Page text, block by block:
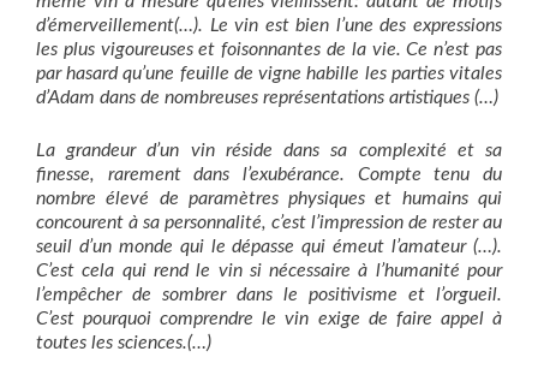
d’émerveillement(…). Le vin est bien l’une des expressions
les plus vigoureuses et foisonnantes de la vie. Ce n’est pas
par hasard qu’une feuille de vigne habille les parties vitales
d’Adam dans de nombreuses représentations artistiques (…)
La grandeur d’un vin réside dans sa complexité et sa
finesse, rarement dans l’exubérance. Compte tenu du
nombre élevé de paramètres physiques et humains qui
concourent à sa personnalité, c’est l’impression de rester au
seuil d’un monde qui le dépasse qui émeut l’amateur (…).
C’est cela qui rend le vin si nécessaire à l’humanité pour
l’empêcher de sombrer dans le positivisme et l’orgueil.
C’est pourquoi comprendre le vin exige de faire appel à
toutes les sciences.(…)